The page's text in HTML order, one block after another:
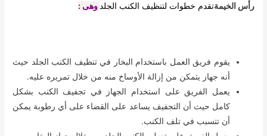
رأس الخيمةتقدم خطوات لتنظيف الكنب الجلد وهى :
يقوم فريق العمل باستخدام البخار في تنظيف الكنب الجلد حيث
أنه جهاز يتمكن من إزالة الأوساخ منه من خلال تمريره عليه.
يعمل الفريق على استخدام الجهاز في تجفيف الكنب بشكل
كامل حيث أن التجفيف يساعد على القضاء على أي رطوبة يمكن
أن تتسبب في تلف الكنب.